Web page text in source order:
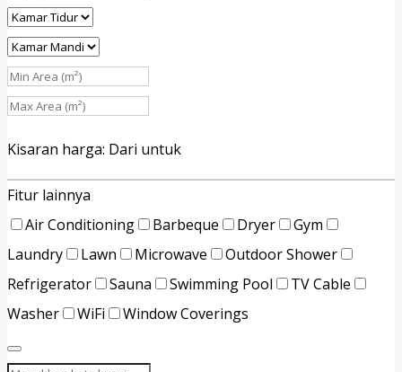
Kisaran harga: Dari untuk
Fitur lainnya
Air Conditioning
Barbeque Dryer
Gym
Laundry
Lawn Microwave
Outdoor Shower
Refrigerator
Sauna Swimming Pool
TV Cable
Washer
WiFi Window Coverings